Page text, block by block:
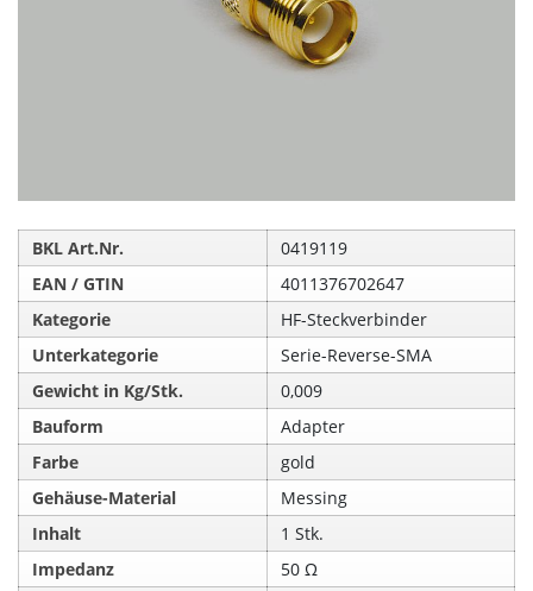
BKL Art.Nr.
0419119
EAN / GTIN
4011376702647
Kategorie
HF-Steckverbinder
Unterkategorie
Serie-Reverse-SMA
Gewicht in Kg/Stk.
0,009
Bauform
Adapter
Farbe
gold
Gehäuse-Material
Messing
Inhalt
1 Stk.
Impedanz
50 Ω